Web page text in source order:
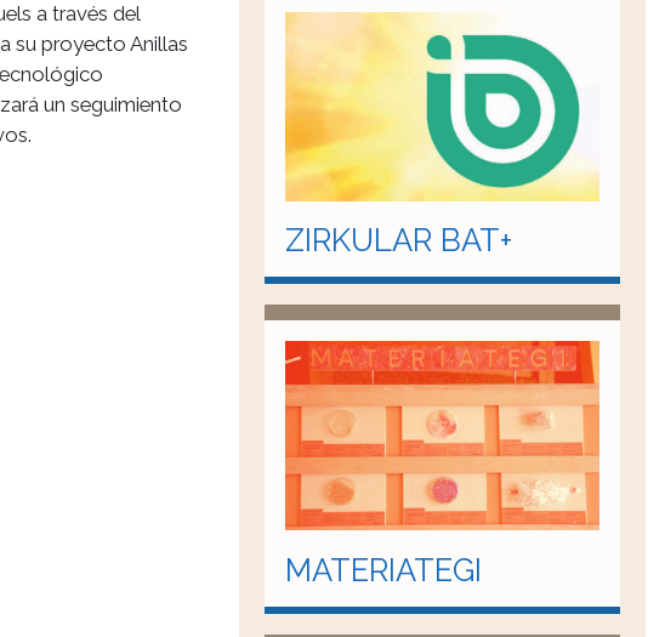
a través del
su proyecto Anillas
un seguimiento
ZIRKULAR BAT+
MATERIATEGI